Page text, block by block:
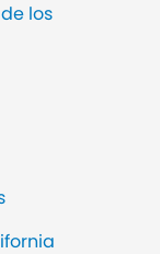
los